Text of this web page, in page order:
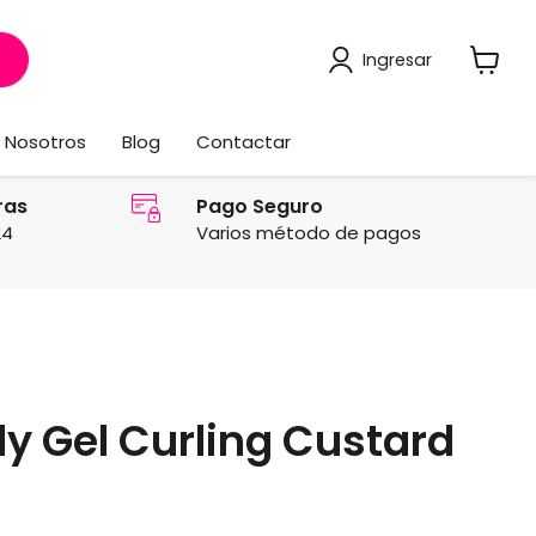
Ingresar
Nosotros Blog Contactar
Pago Seguro
Varios método de pagos
Gel Curling Custard